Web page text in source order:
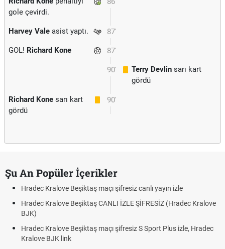
gole çevirdi.
87'
Harvey Vale asist yaptı.
87'
GOL! Richard Kone
90' Terry Devlin sarı kart
gördü
90'
Richard Kone sarı kart
gördü
Şu An Popüler İçerikler
Hradec Kralove Beşiktaş maçı şifresiz canlı yayın izle
Hradec Kralove Beşiktaş CANLI İZLE ŞİFRESİZ (Hradec Kralove
BJK)
Hradec Kralove Beşiktaş maçı şifresiz S Sport Plus izle, Hradec
Kralove BJK link